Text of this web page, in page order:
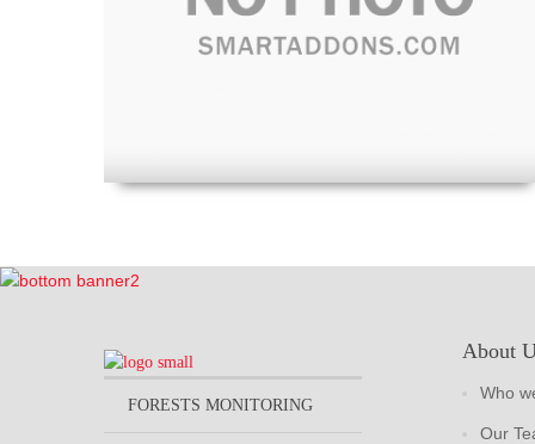
FORESTS MONITORING
About
Who
Our